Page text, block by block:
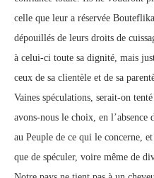
celle que leur a réservée
dépouillés de leurs droits de
à celui-ci toute sa dignité, mais
ceux de sa clientèle et de sa
Vaines spéculations, serait-on
avons-nous le choix, en
au Peuple de ce qui le concerne,
que de spéculer, voire même de